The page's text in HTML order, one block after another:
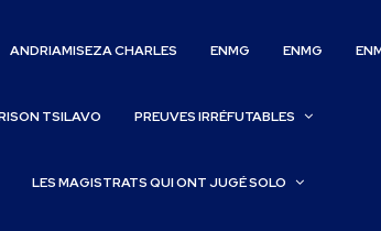
ANDRIAMISEZA CHARLES ENMG ENMG
TSILAVO PREUVES IRRÉFUTABLES
LES MAGISTRATS QUI ONT JUGÉ SOLO